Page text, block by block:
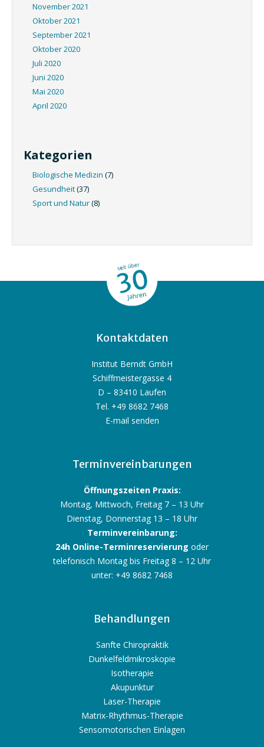
November 2021
Oktober 2021
September 2021
Oktober 2020
Juli 2020
Juni 2020
Mai 2020
April 2020
Kategorien
Biologische Medizin (7)
Gesundheit(37)
Sport und Natur(8)
Kontaktdaten
Institut Berndt GmbH
Schiffmeistergasse 4
D – 83410 Laufen
Tel. +49 8682 7468
E-mail senden
Terminvereinbarungen
Öffnungszeiten Praxis:
Montag, Mittwoch, Freitag 7 – 13 Uhr
Dienstag, Donnerstag 13 – 18 Uhr
Terminvereinbarung:
24h Online-Terminreservierung oder
telefonisch Montag bis Freitag 8 – 12 Uhr
unter: +49 8682 7468
Behandlungen
Sanfte Chiropraktik
Dunkelfeldmikroskopie
Isotherapie
Akupunktur
Laser-Therapie
Matrix-Rhythmus-Therapie
Sensomotorischen Einlagen